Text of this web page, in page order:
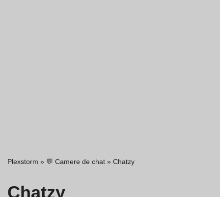
Plexstorm » 💬 Camere de chat » Chatzy
Chatzy